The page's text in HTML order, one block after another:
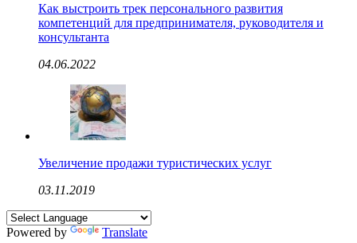
Как выстроить трек персонального развития
компетенций для предпринимателя, руководителя и
консультанта
04.06.2022
Увеличение продажи туристических услуг
03.11.2019
Powered by Translate